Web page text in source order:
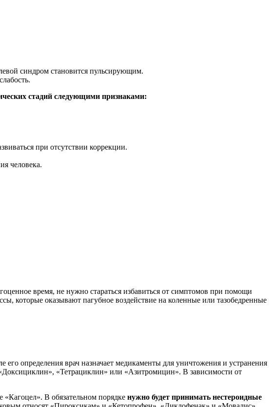
синдром становится пульсирующим.
стадий следующими признаками:
при отсутствии коррекции.
человека.
время, не нужно стараться избавиться от симптомов при помощи
которые оказывают пагубное воздействие на коленные или тазобедренные
его определения врач назначает медикаменты для уничтожения и устранения
«Тетрациклин» или «Азитромицин». В зависимости от
В обязательном порядке нужно будет принимать нестероидные